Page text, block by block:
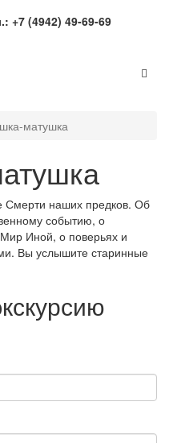
+7 (4942) 49-69-69
матушка
Смерти наших предков. Об
событию, о
Иной, о поверьях и
Вы услышите старинные